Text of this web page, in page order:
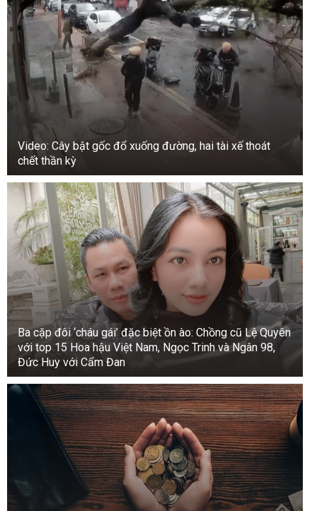
+3
Xem thư viện ảnh
Video: Cây bật gốc đổ xuống đường, hai tài xế thoát
chết thần kỳ
Ba cặp đôi ‘cháu gái’ đặc biệt ồn ào: Chồng cũ Lệ Quyên
với top 15 Hoa hậu Việt Nam, Ngọc Trinh và Ngân 98,
Đức Huy với Cẩm Đan